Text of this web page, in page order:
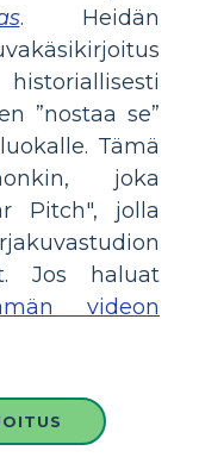
. Heidän
”nostaa se”
Tämä
joka
Pitch", jolla
Jos haluat
videon